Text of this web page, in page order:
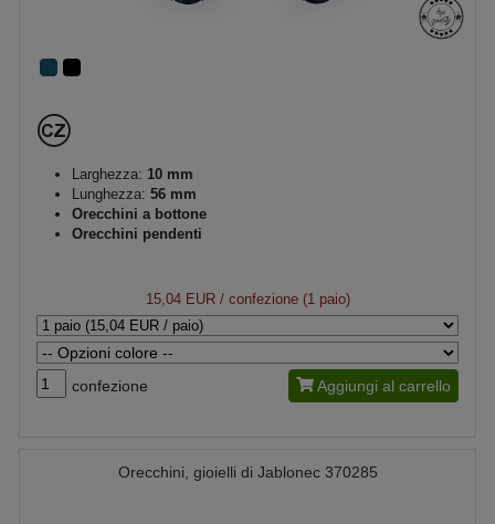
Larghezza: 10 mm
Lunghezza: 56 mm
Orecchini a bottone
Orecchini pendenti
15,04 EUR/ confezione (1 paio)
confezione Aggiungi al carrello
Orecchini, gioielli di Jablonec 370285